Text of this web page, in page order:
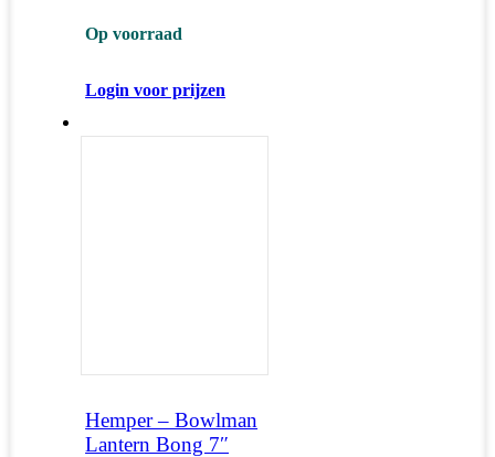
Op voorraad
Login voor prijzen
Hemper – Bowlman
Lantern Bong 7″